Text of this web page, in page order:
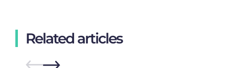
Related articles